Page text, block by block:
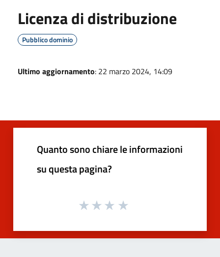
Licenza di distribuzione
Pubblico dominio
Ultimo aggiornamento: 22 marzo 2024, 14:09
Quanto sono chiare le informazioni
su questa pagina?